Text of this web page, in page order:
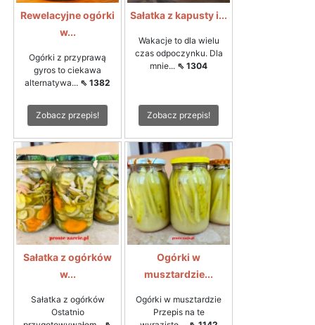
Rewelacyjne ogórki
w...
Ogórki z przyprawą
gyros to ciekawa
alternatywa... ⇖ 1382
Zobacz przepis!
Sałatka z kapusty i...
Wakacje to dla wielu
czas odpoczynku. Dla
mnie... ⇖ 1304
Zobacz przepis!
Sałatka z ogórków
w...
Sałatka z ogórków
Ostatnio
Ogórki w
musztardzie...
Ogórki w musztardzie
Przepis na te